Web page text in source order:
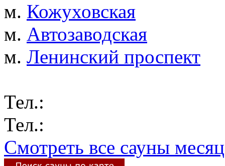
м. Кожуховская
м. Автозаводская
м. Ленинский проспект
Тел.:
Тел.:
Смотреть все сауны